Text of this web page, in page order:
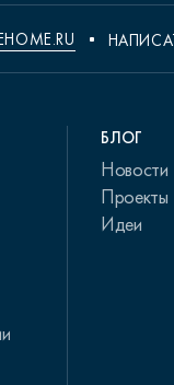
БЛОГ
Новости
Проекты
Идеи